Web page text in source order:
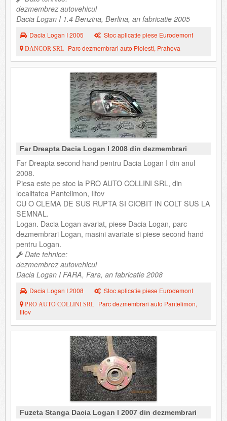
dezmembrez autovehicul
Dacia Logan I 1.4 Benzina, Berlina, an fabricatie 2005
Dacia Logan I 2005 Stoc aplicatie piese Eurodemont
DANCOR SRL Parc dezmembrari auto Ploiesti, Prahova
Far Dreapta Dacia Logan I 2008 din dezmembrari
Far Dreapta second hand pentru Dacia Logan I din anul
2008.
Piesa este pe stoc la PRO AUTO COLLINI SRL, din
localitatea Pantelimon, Ilfov
CU O CLEMA DE SUS RUPTA SI CIOBIT IN COLT SUS LA
SEMNAL.
Logan. Dacia Logan avariat, piese Dacia Logan, parc
dezmembrari Logan, masini avariate si piese second hand
pentru Logan.
Date tehnice:
dezmembrez autovehicul
Dacia Logan I FARA, Fara, an fabricatie 2008
Dacia Logan I 2008 Stoc aplicatie piese Eurodemont
PRO AUTO COLLINI SRL
Parc dezmembrari auto Pantelimon,
Ilfov
Fuzeta Stanga Dacia Logan I 2007 din dezmembrari